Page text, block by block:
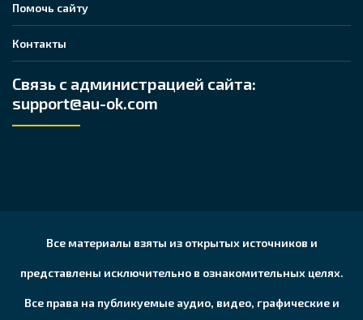
Помочь сайту
Контакты
Связь с администрацией сайта:
support@au-ok.com
Все материалы взяты из открытых источников и
представлены исключительно в ознакомительных целях.
Все права на публикуемые аудио, видео, графические и